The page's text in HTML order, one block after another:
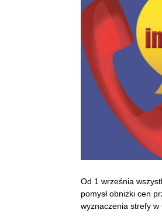
Od 1 września
pomysł obniżki cen
wyznaczenia strefy w